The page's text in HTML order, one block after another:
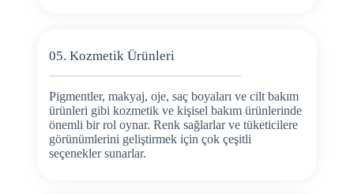
05. Kozmetik Ürünleri
Pigmentler, makyaj, oje, saç boyaları ve cilt bakım
ürünleri gibi kozmetik ve kişisel bakım ürünlerinde
önemli bir rol oynar. Renk sağlarlar ve tüketicilere
görünümlerini geliştirmek için çok çeşitli
seçenekler sunarlar.